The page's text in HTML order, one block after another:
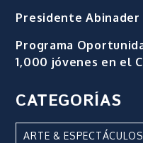
Presidente Abinader
Programa
1,000 jóvenes en el
CATEGORÍAS
ARTE & ESPECTÁCULOS